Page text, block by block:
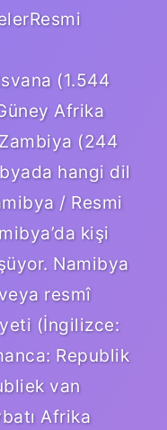
(1.544
Afrika
(244
hangi dil
/ Resmi
kişi
Namibya
resmî
(İngilizce:
Republik
van
Afrika